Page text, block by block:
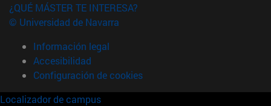
¿QUÉ MÁSTER TE INTERESA?
© Universidad de Navarra
Información legal
Accesibilidad
Configuración de cookies
Localizador de campus